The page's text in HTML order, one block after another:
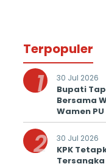
Terpopuler
1 30 Jul 2026
Bupati
Bersama
Wamen
2 30 Jul 2026
KPK
Tersangka